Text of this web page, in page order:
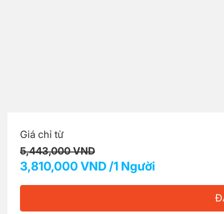
Giá chỉ từ
5,443,000 VND
3,810,000 VND /1 Người